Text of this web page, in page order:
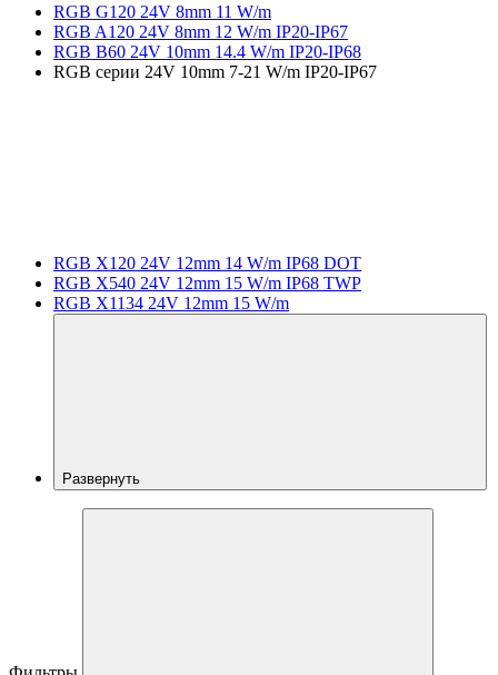
RGB G120 24V 8mm 11 W/m
RGB A120 24V 8mm 12 W/m IP20-IP67
RGB B60 24V 10mm 14.4 W/m IP20-IP68
RGB серии 24V 10mm 7-21 W/m IP20-IP67
RGB X120 24V 12mm 14 W/m IP68 DOT
RGB X540 24V 12mm 15 W/m IP68 TWP
RGB X1134 24V 12mm 15 W/m
Развернуть